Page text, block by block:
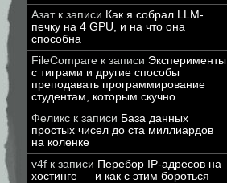
Азатк записи Как я собрал LLM-
печку на 4 GPU, и на что она
способна
FileCompare к записи Эксперименты
с тиграми и другие способы
преподавать программирование
студентам, которым скучно
Феликс к записи База данных
простых чисел до ста миллиардов
на коленке
v4f к записи Перебор IP-адресов на
хостинге — и как с этим бороться